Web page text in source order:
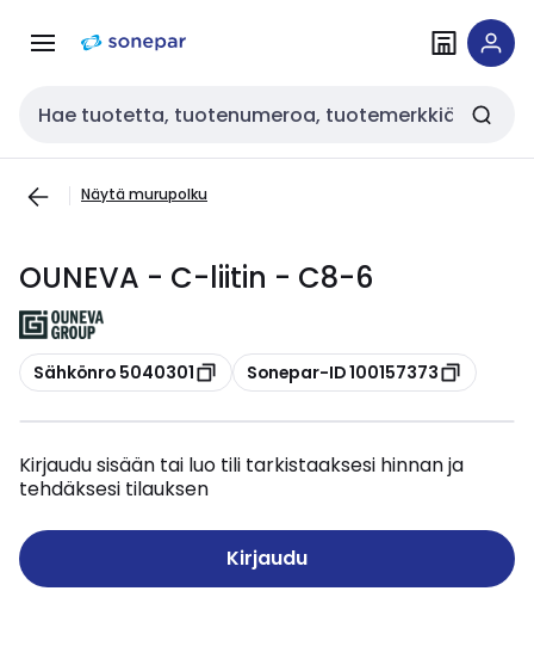
navigointiinsisältöön
Haku
Näytä murupolku
OUNEVA - C-liitin - C8-6
Kopioi
Sähkönro 5040301 Kopioi
Sonepar-ID 100157373
Kirjaudu sisään tai luo tili tarkistaaksesi hinnan ja
tehdäksesi tilauksen
Kirjaudu